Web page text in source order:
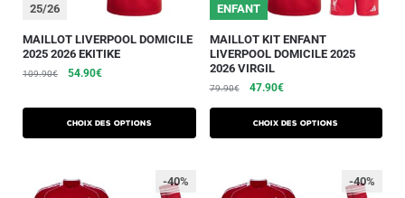
25/26
MAILLOT LIVERPOOL DOMICILE
2025 2026 EKITIKE
109.90€ 54.90€
Choix des options
ENFANT
MAILLOT KIT ENFANT
LIVERPOOL DOMICILE 2025
2026 VIRGIL
79.90€ 47.90€
Choix des options
-40% -40%